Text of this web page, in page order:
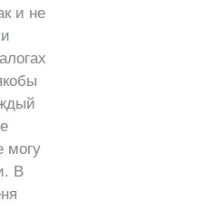
и не
могу
В